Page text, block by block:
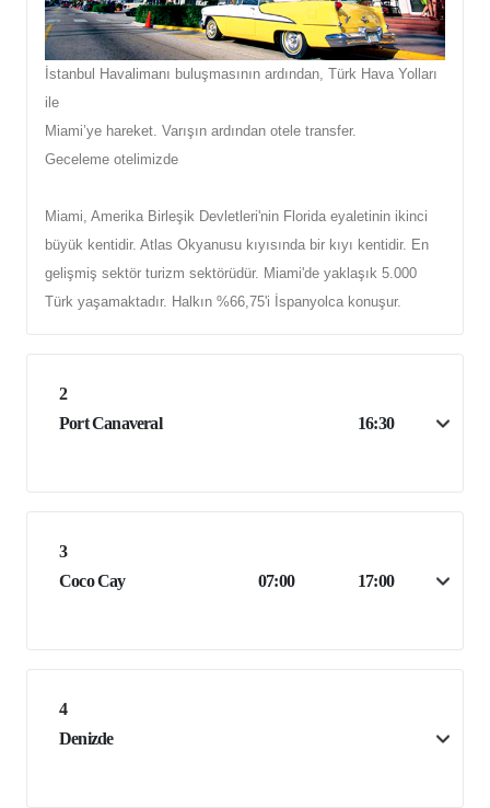
İstanbul Havalimanı buluşmasının ardından, Türk Hava Yolları
ile
Miami’ye hareket. Varışın ardından otele transfer.
Geceleme otelimizde
Miami, Amerika Birleşik Devletleri'nin Florida eyaletinin ikinci
büyük kentidir. Atlas Okyanusu kıyısında bir kıyı kentidir. En
gelişmiş sektör turizm sektörüdür. Miami'de yaklaşık 5.000
Türk yaşamaktadır. Halkın %66,75'i İspanyolca konuşur.
2
Port Canaveral
16:30
3
Coco Cay
07:00 17:00
4
Denizde